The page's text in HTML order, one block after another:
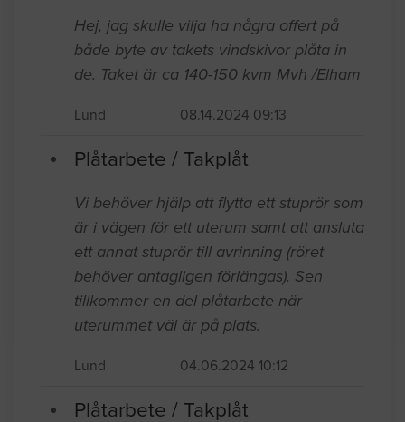
Hej, jag skulle vilja ha några offert på
både byte av takets vindskivor plåta in
de. Taket är ca 140-150 kvm Mvh /Elham
Lund 08.14.2024 09:13
Plåtarbete / Takplåt
Vi behöver hjälp att flytta ett stuprör som
är i vägen för ett uterum samt att ansluta
ett annat stuprör till avrinning (röret
behöver antagligen förlängas). Sen
tillkommer en del plåtarbete när
uterummet väl är på plats.
Lund 04.06.2024 10:12
Plåtarbete / Takplåt